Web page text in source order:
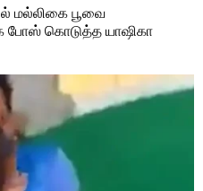
மல்லிகை பூவை
போஸ் கொடுத்த யாஷிகா